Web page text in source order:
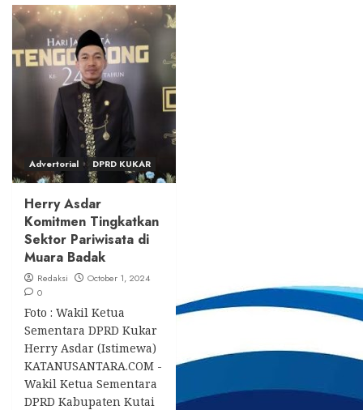
Advertorial DPRD KUKAR
Herry Asdar
Komitmen Tingkatkan
Sektor Pariwisata di
Muara Badak
Redaksi
October 1, 2024
0
Foto : Wakil Ketua
Sementara DPRD Kukar
Herry Asdar (Istimewa)
KATANUSANTARA.COM -
Wakil Ketua Sementara
DPRD Kabupaten Kutai